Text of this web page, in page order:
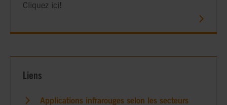
Cliquez ici!
Liens
Applications infrarouges selon les secteurs